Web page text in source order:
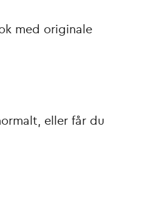
med originale
eller får du